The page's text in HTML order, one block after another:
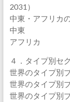
2031）
中東・アフリカ
中東
アフリカ
４．タイプ別セ
世界のタイプ別
世界のタイプ別
世界のタイプ別